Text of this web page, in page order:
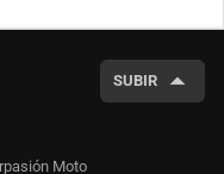
SUBIR
Moto